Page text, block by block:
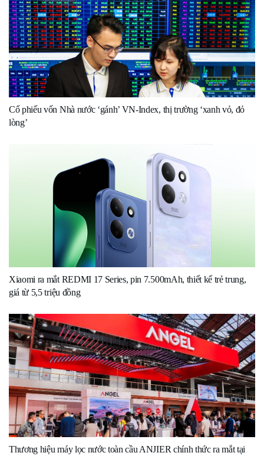
Cổ phiếu vốn Nhà nước ‘gánh’ VN-Index, thị trường ‘xanh vỏ, đỏ
lòng’
Xiaomi ra mắt REDMI 17 Series, pin 7.500mAh, thiết kế trẻ trung,
giá từ 5,5 triệu đồng
Thương hiệu máy lọc nước toàn cầu ANJIER chính thức ra mắt tại